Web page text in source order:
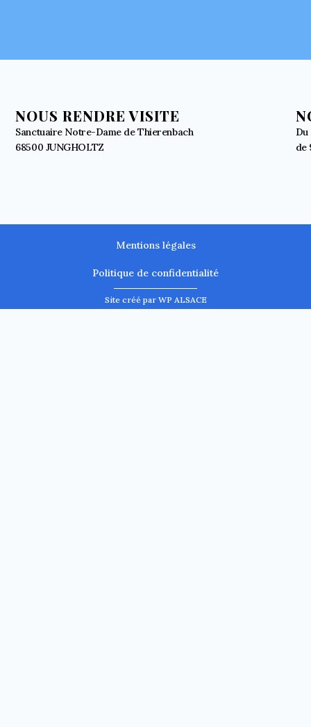
NOUS RENDRE VISITE
Sanctuaire Notre-Dame de Thierenbach
68500 JUNGHOLTZ
de
Mentions légales
Politique de confidentialité
Site créé par WP ALSACE